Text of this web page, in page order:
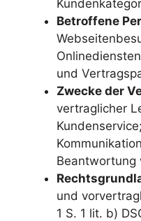
Betroffene
und
Zwecke der
vertraglicher
Beantwortung
und
1 S. 1 lit. b)